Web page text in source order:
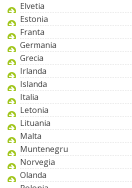
Elvetia
Estonia
Franta
Germania
Grecia
Irlanda
Islanda
Italia
Letonia
Lituania
Malta
Muntenegru
Norvegia
Olanda